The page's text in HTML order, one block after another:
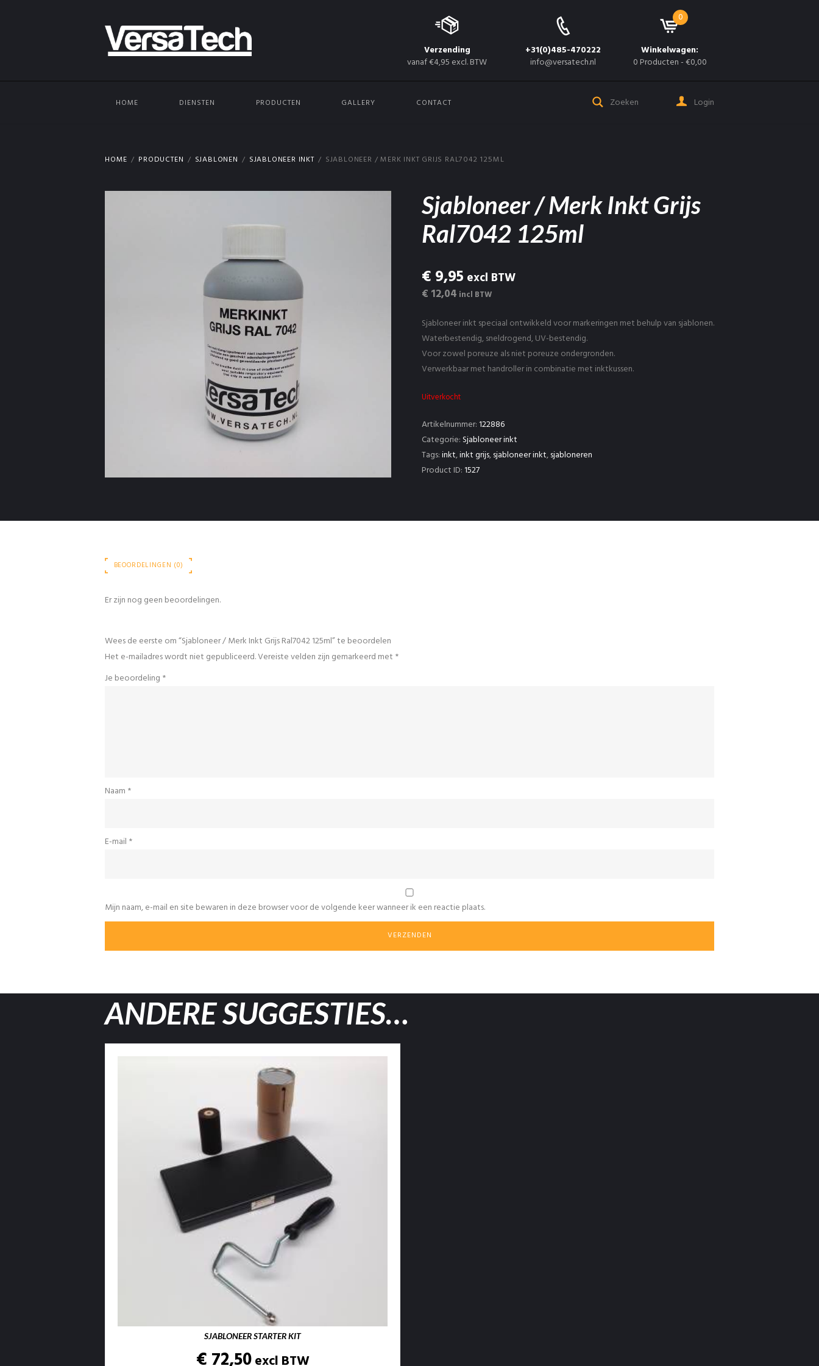
Verzending
vanaf €4,95 excl. BTW
+31(0)485-470222
info@versatech.nl
0
Winkelwagen:
0 Producten-€0,00
HOME DIENSTEN PRODUCTEN GALLERY CONTACT Login
HOME PRODUCTEN SJABLONEN SJABLONEER INKT SJABLONEER / MERK INKT GRIJS RAL7042 125ML
Sjabloneer / Merk Inkt Grijs
Ral7042 125ml
€ 9,95 excl BTW
€ 12,04 incl BTW
Sjabloneer inkt speciaal ontwikkeld voor markeringen met behulp van sjablonen.
Waterbestendig, sneldrogend, UV-bestendig.
Voor zowel poreuze als niet poreuze ondergronden.
Verwerkbaar met handroller in combinatie met inktkussen.
Uitverkocht
Artikelnummer:122886
Categorie: Sjabloneer inkt
Tags:inkt,inkt grijs,sjabloneer inkt,sjabloneren
Product ID:1527
BEOORDELINGEN (0)
Er zijn nog geen beoordelingen.
Wees de eerste om “Sjabloneer / Merk Inkt Grijs Ral7042 125ml” te beoordelen
Het e-mailadres wordt niet gepubliceerd.Vereiste velden zijn gemarkeerd met *
Je beoordeling *
Naam *
E-mail *
Mijn naam, e-mail en site bewaren in deze browser voor de volgende keer wanneer ik een reactie plaats.
ANDERE SUGGESTIES…
SJABLONEER STARTER KIT
excl BTW